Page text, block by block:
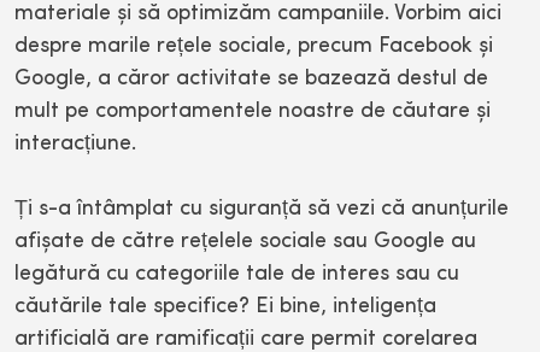
materiale și să optimizăm campaniile. Vorbim aici
despre marile rețele sociale, precum Facebook și
Google, a căror activitate se bazează destul de
mult pe comportamentele noastre de căutare și
interacțiune.
Ți s-a întâmplat cu siguranță să vezi că anunțurile
afișate de către rețelele sociale sau Google au
legătură cu categoriile tale de interes sau cu
căutările tale specifice? Ei bine, inteligența
artificială are ramificații care permit corelarea